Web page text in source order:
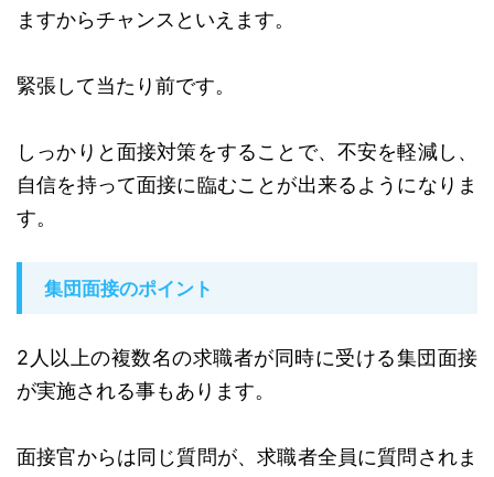
ますからチャンスといえます。
緊張して当たり前です。
しっかりと面接対策をすることで、不安を軽減し、
自信を持って面接に臨むことが出来るようになりま
す。
集団面接のポイント
2人以上の複数名の求職者が同時に受ける集団面接
が実施される事もあります。
面接官からは同じ質問が、求職者全員に質問されま